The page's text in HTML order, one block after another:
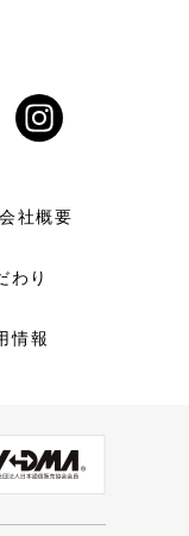
会社概要
わり
情報